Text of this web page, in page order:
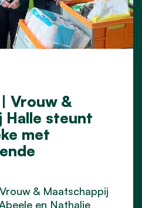
Vrouw &
Halle steunt
met
& Maatschappij
en Nathalie